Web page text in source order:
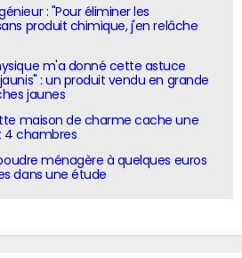
: "Pour éliminer les
produit chimique, j'en relâche
m'a donné cette astuce
: un produit vendu en grande
jaunes
maison de charme cache une
4 chambres
ménagère à quelques euros
dans une étude